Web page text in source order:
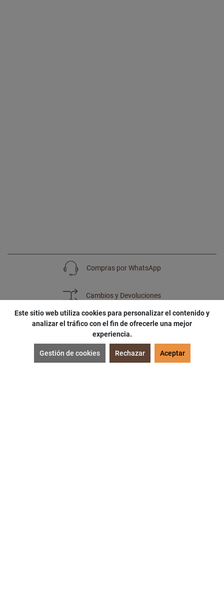
Compras por WhatsApp
Cambios y Devoluciones
SUSCRÍBETE
¡Accede acupones,ofertasynoticiasexclusivas!
Este sitio web utiliza cookies para personalizar el contenido y
analizar el tráfico con el fin de ofrecerle una mejor
experiencia.
Gestión de cookies Rechazar Aceptar